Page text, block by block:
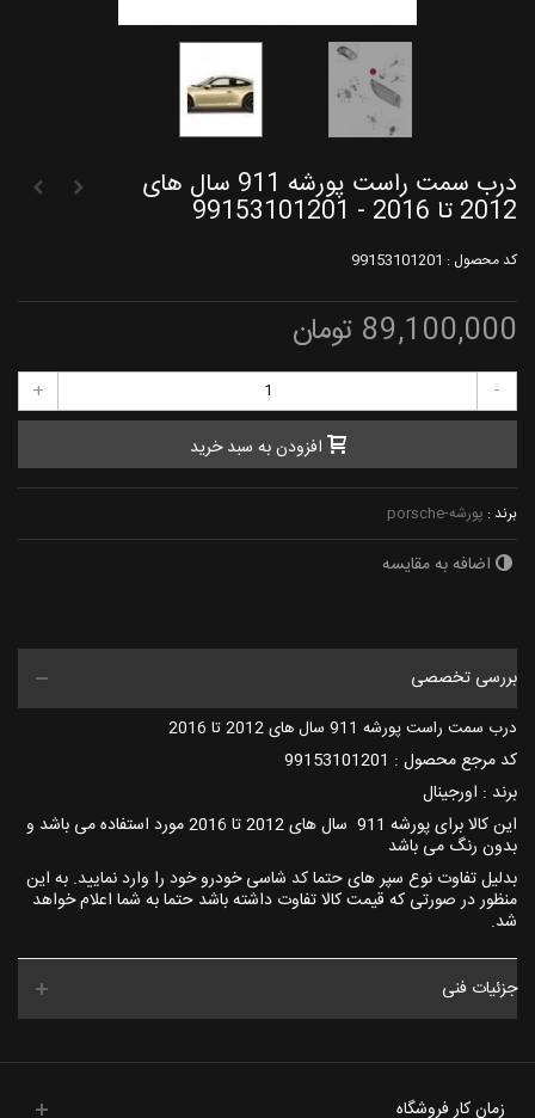
درب سمت راست پورشه 911 سال های
2012 تا 2016 - 99153101201
کد محصول : 99153101201
89,100,000 تومان
-
+
افزودن به سبد خرید
برند : پورشه-porsche
اضافه به مقایسه
بررسی تخصصی
درب سمت راست پورشه 911 سال های 2012 تا 2016
کد مرجع محصول : 99153101201
برند : اورجینال
این کالا برای پورشه 911 سال های 2012 تا 2016 مورد استفاده می باشد و
بدون رنگ می باشد
بدلیل تفاوت نوع سپر های حتما کد شاسی خودرو خود را وارد نمایید. به این
منظور در صورتی که قیمت کالا تفاوت داشته باشد حتما به شما اعلام خواهد
شد.
جزئیات فنی
زمان کار فروشگاه